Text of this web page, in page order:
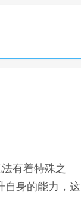
有着特殊之
自身的能力，这